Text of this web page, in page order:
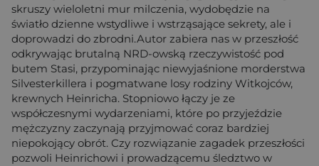
skruszy wieloletni mur milczenia, wydobędzie na
światło dzienne wstydliwe i wstrząsające sekrety, ale i
doprowadzi do zbrodni.Autor zabiera nas w przeszłość
odkrywając brutalną NRD-owską rzeczywistość pod
butem Stasi, przypominając niewyjaśnione morderstwa
Silvesterkillera i pogmatwane losy rodziny Witkojców,
krewnych Heinricha. Stopniowo łączy je ze
współczesnymi wydarzeniami, które po przyjeździe
mężczyzny zaczynają przyjmować coraz bardziej
niepokojący obrót. Czy rozwiązanie zagadek przeszłości
pozwoli Heinrichowi i prowadzącemu śledztwo w